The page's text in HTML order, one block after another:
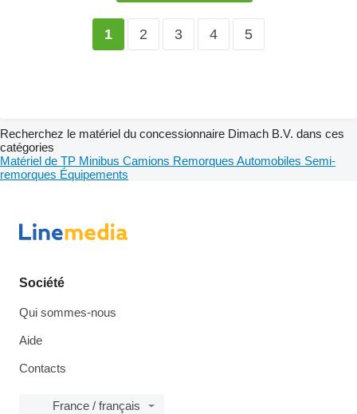
1 2 3 4 5
Recherchez le matériel du concessionnaire Dimach B.V. dans ces
catégories
Matériel de TP Minibus Camions Remorques Automobiles Semi-
remorques Équipements
Société
Qui sommes-nous
Aide
Contacts
France / français